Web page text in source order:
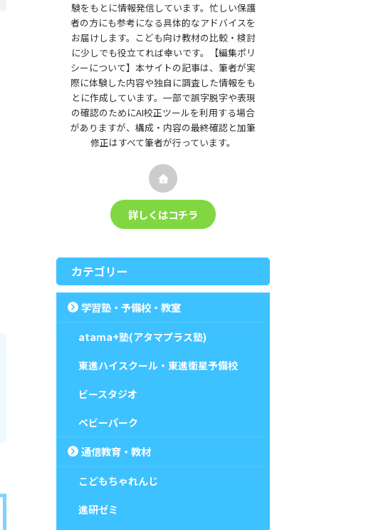
験をもとに情報発信しています。忙しい保護
者の方にも参考になる具体的なアドバイスを
お届けします。こども向け教材の比較・検討
に少しでも役立てれば幸いです。【編集ポリ
シーについて】本サイトの記事は、筆者が実
際に体験した内容や独自に調査した情報をも
とに作成しています。一部で誤字脱字や表現
の確認のためにAI校正ツールを利用する場合
がありますが、構成・内容の最終確認と加筆
修正はすべて筆者が行っています。
詳しくはコチラ
カテゴリー
学習塾・予備校・教室
atama+塾(アタマプラス塾)
東進ハイスクール・東進衛星予備校
ビースタジオ
ベビーパーク
通信教育・教材
こどもちゃれんじ
進研ゼミ